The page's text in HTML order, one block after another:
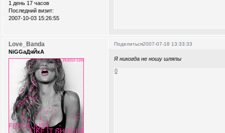
1 день 17 часов
Последний визит:
2007-10-03 15:26:55
Поделиться2007-07-18 13:33:33
Love_Banda
NiGGaДяЙкА
Я никогда не ношу шляпы
0